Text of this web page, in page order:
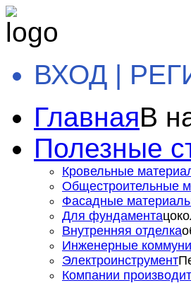
ВХОД |
ГлавнаяВ
Полезные
Кровельные
Общестроительные
Фасадные
Для фундамента
Внутренняя отделка
Инженерные
Электроинструмент
Компании